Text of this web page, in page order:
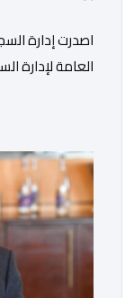
العامة لإدارة
ذاتها، وذلك
الدقيقة.واوضحت
يستفيد منذ